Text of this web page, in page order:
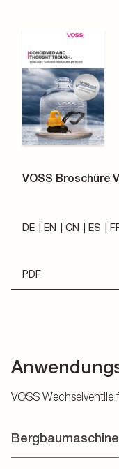
VOSS Broschüre
DE EN CN ES
PDF
VOSS
Bergbaumaschine